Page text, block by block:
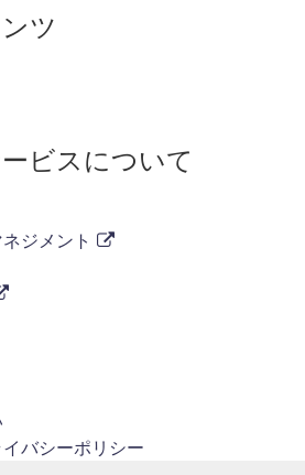
ツ
ビスについて
ジメント
バシーポリシー